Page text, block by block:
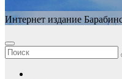
Интернет издание